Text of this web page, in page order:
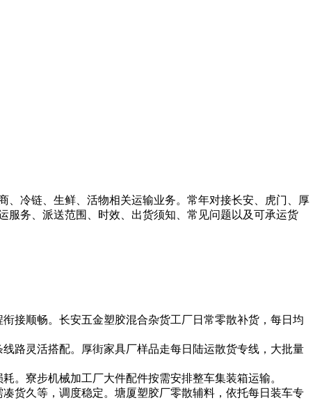
冷链、生鲜、活物相关运输业务。常年对接长安、虎门、厚
服务、派送范围、时效、出货须知、常见问题以及可承运货
接顺畅。长安五金塑胶混合杂货工厂日常零散补货，每日均
路灵活搭配。厚街家具厂样品走每日陆运散货专线，大批量
。寮步机械加工厂大件配件按需安排整车集装箱运输。
货久等，调度稳定。塘厦塑胶厂零散辅料，依托每日装车专